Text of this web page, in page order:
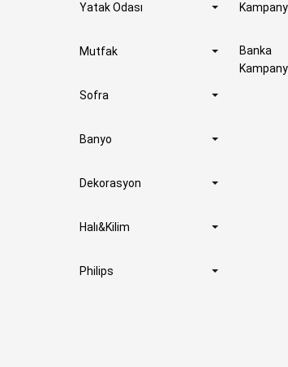
Yatak Odası
Mutfak
Sofra
Banyo
Dekorasyon
Halı&Kilim
Philips
Banka